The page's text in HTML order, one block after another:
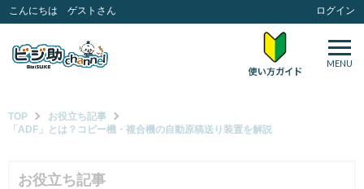
こんにちは ゲストさん ログイン
MENU
TOP
お役立ち記事
「ADF」とは？コピー機・複合機の自動原稿送り装置を解説
お役立ち記事